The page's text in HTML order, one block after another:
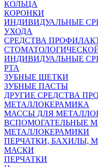
КОЛЬЦА
КОРОНКИ
ИНДИВИДУАЛЬНЫЕ
УХОДА
СРЕДСТВА
ИНДИВИДУАЛЬНЫЕ
РТА
ЗУБНЫЕ ЩЕТКИ
ЗУБНЫЕ ПАСТЫ
ДРУГИЕ СРЕДСТВА
МЕТАЛЛОКЕРАМИКА
МАССЫ ДЛЯ
ВСПОМОГАТЕЛЬНЫЕ
МЕТАЛЛОКЕРАМИКИ
ПЕРЧАТКИ, БАХИЛЫ,
МАСКИ
ПЕРЧАТКИ